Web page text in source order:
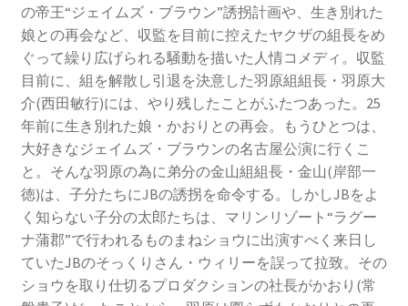
の帝王“ジェイムズ・ブラウン”誘拐計画や、生き別れた
娘との再会など、収監を目前に控えたヤクザの組長をめ
ぐって繰り広げられる騒動を描いた人情コメディ。収監
目前に、組を解散し引退を決意した羽原組組長・羽原大
介(西田敏行)には、やり残したことがふたつあった。25
年前に生き別れた娘・かおりとの再会。もうひとつは、
大好きなジェイムズ・ブラウンの名古屋公演に行くこ
と。そんな羽原の為に弟分の金山組組長・金山(岸部一
徳)は、子分たちにJBの誘拐を命令する。しかしJBをよ
く知らない子分の太郎たちは、マリンリゾート“ラグー
ナ蒲郡”で行われるものまねショウに出演すべく来日し
ていたJBのそっくりさん・ウィリーを誤って拉致。その
ショウを取り仕切るプロダクションの社長がかおり(常